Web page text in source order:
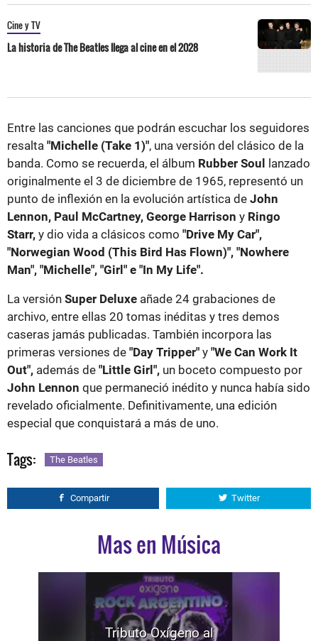
Cine y TV
La historia de The Beatles llega al cine en el 2028
Entre las canciones que podrán escuchar los seguidores
resalta "Michelle (Take 1)", una versión del clásico de la
banda. Como se recuerda, el álbum Rubber Soul
lanzado
originalmente el 3 de diciembre de 1965, representó un
punto de inflexión en la evolución artística de John
Lennon, Paul McCartney, George Harrison y Ringo
Starr, y dio vida a clásicos como "Drive My Car",
"Norwegian Wood (This Bird Has Flown)", "Nowhere
Man", "Michelle", "Girl" e "In My Life".
La versión Super Deluxe añade 24 grabaciones de
archivo, entre ellas 20 tomas inéditas y tres demos
caseras jamás publicadas. También incorpora las
primeras versiones de "Day Tripper" y "We Can Work It
Out", además de "Little Girl", un boceto compuesto por
John Lennon que permaneció inédito y nunca había sido
revelado oficialmente. Definitivamente, una edición
especial que conquistará a más de uno.
Tags: The Beatles
Compartir Twitter
Mas en Música
Tributo Oxígeno al